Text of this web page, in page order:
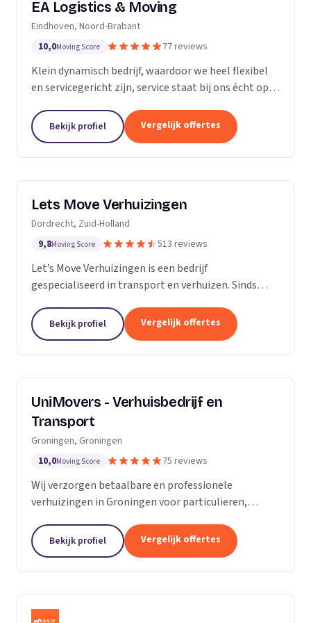
EA Logistics & Moving
Eindhoven, Noord-Brabant
10,0Moving Score 77 reviews
Klein dynamisch bedrijf, waardoor we heel flexibel
en servicegericht zijn, service staat bij ons écht op
Bekijk profiel Vergelijk offertes
Lets Move Verhuizingen
Dordrecht, Zuid-Holland
9,8Moving Score 513 reviews
Let’s Move Verhuizingen is een bedrijf
gespecialiseerd in transport en verhuizen. Sinds
van de KvK. Door de toename van opdrachtgevers
hebben wij...
Bekijk profiel Vergelijk offertes
UniMovers - Verhuisbedrijf en
Transport
Groningen, Groningen
10,0Moving Score 75 reviews
Wij verzorgen betaalbare en professionele
verhuizingen in Groningen voor particulieren,
Bekijk profiel Vergelijk offertes